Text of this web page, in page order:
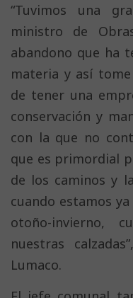
“Tuvimos una
ministro de
abandono que ha
materia y así
de tener una
conservación y
con la que no
que es primordial
de los caminos y
cuando estamos
otoño-invierno,
nuestras
Lumaco.